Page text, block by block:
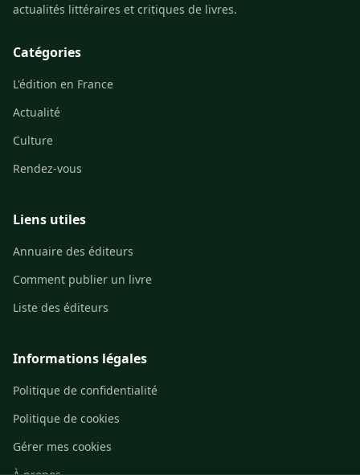
actualités littéraires et critiques de livres.
Catégories
L'édition en France
Actualité
Culture
Rendez-vous
Liens utiles
Annuaire des éditeurs
Comment publier un livre
Liste des éditeurs
Informations légales
Politique de confidentialité
Politique de cookies
Gérer mes cookies